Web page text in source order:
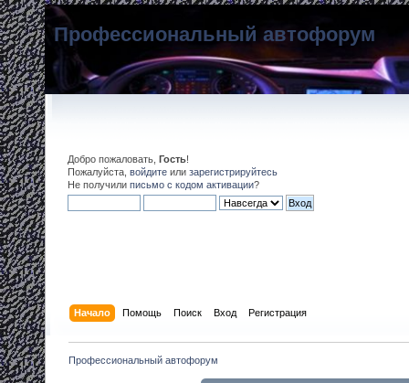
Профессиональный автофорум
Добро пожаловать, Гость!
Пожалуйста, войдите или зарегистрируйтесь
Не получили письмо с кодом активации?
Начало Помощь Поиск Вход Регистрация
Профессиональный автофорум